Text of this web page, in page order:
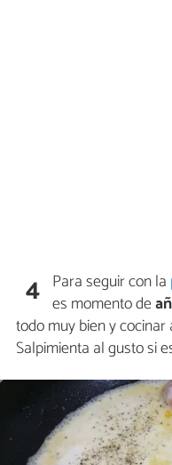
4 Para seguir con la
es momento de
todo muy bien y
Salpimienta al gusto si